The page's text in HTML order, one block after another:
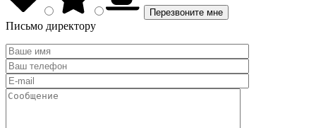
Письмо директору